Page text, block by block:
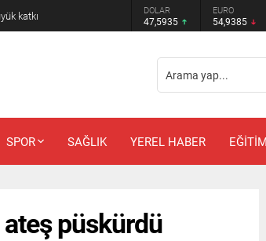
katkı DOLAR
47,5935
EURO
54,9385
SPOR SAĞLIK YEREL HABER EĞİTİM
püskürdü